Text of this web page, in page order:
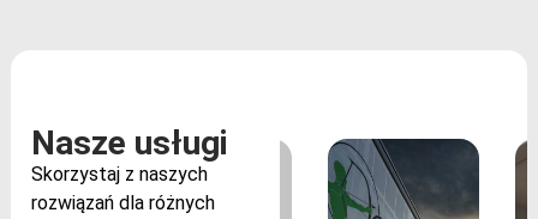
Nasze usługi
Skorzystaj z naszych
rozwiązań dla różnych